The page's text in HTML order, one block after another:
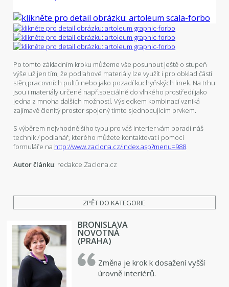
Po tomto základním kroku můžeme vše posunout ještě o stupeň
výše už jen tím, že podlahové materiály lze využít i pro obklad částí
stěn,pracovních pultů nebo jako pozadí kuchyňských linek. Na trhu
jsou i materiály určené např.speciálně do vlhkého prostředí jako
jedna z mnoha dalších možností. Výsledkem kombinací vzniká
zajímavě členitý prostor spojený tímto sjednocujícím prvkem.
S výběrem nejvhodnějšího typu pro váš interier vám poradí náš
technik / podlahář, kterého můžete kontaktovat i pomocí
formuláře na http://www.zaclona.cz/index.asp?menu=988.
Autor článku: redakce Zaclona.cz
ZPĚT DO KATEGORIE
BRONISLAVA
NOVOTNÁ
(PRAHA)
Změna je krok k dosažení vyšší
úrovně interiérů.